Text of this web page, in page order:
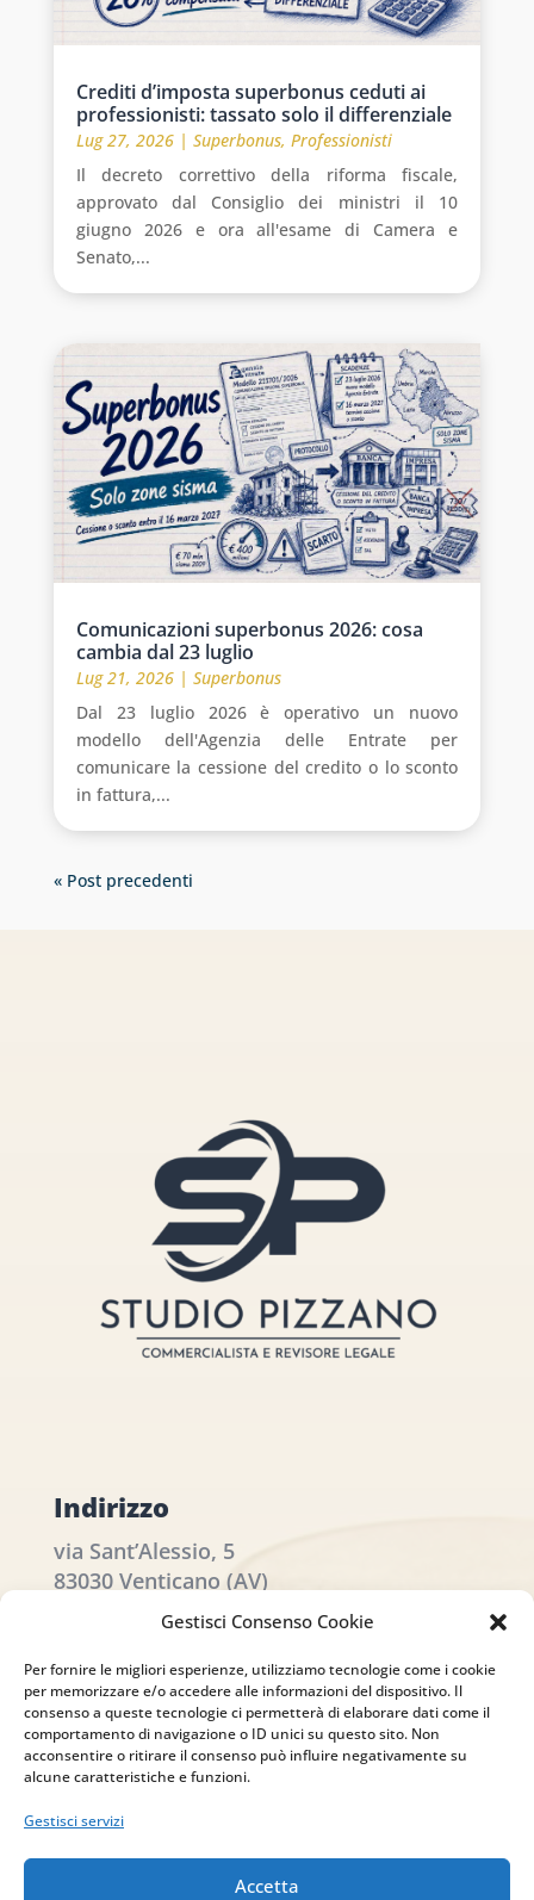
Gestisci Consenso Cookie
Per fornire le migliori esperienze, utilizziamo tecnologie come i cookie
per memorizzare e/o accedere alle informazioni del dispositivo. Il
consenso a queste tecnologie ci permetterà di elaborare dati come il
comportamento di navigazione o ID unici su questo sito. Non
acconsentire o ritirare il consenso può influire negativamente su
alcune caratteristiche e funzioni.
Gestisci servizi
Accetta
Crediti d’imposta superbonus ceduti ai
professionisti: tassato solo il differenziale
Lug 27, 2026| Superbonus, Professionisti
Il decreto correttivo della riforma fiscale,
approvato dal Consiglio dei ministri il 10
giugno 2026 e ora all'esame di Camera e
Senato,...
Comunicazioni superbonus 2026: cosa
cambia dal 23 luglio
Lug 21, 2026| Superbonus
Dal 23 luglio 2026 è operativo un nuovo
modello dell'Agenzia delle Entrate per
comunicare la cessione del credito o lo sconto
in fattura,...
« Post precedenti
Indirizzo
via Sant’Alessio, 5
83030 Venticano (AV)
info@studiopizzano.it
P.IVA
ISCRIVITI ALLA